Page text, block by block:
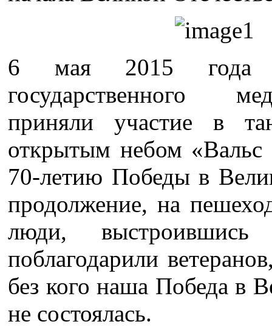
6 мая 2015 года
государственного
приняли участие в
открытым небом «Вальс
70-летию Победы в
продолжение, на
люди,
поблагодарили
без кого наша Победа в
не состоялась.